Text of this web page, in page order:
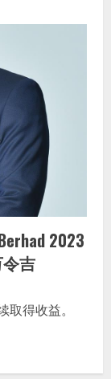
2023
吉
得收益。